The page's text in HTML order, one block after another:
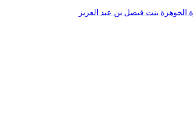
الجوهرة بنت فيصل بن عبد العزيز